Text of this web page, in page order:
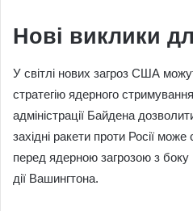
Нові виклики
У світлі нових загроз США
стратегію ядерного
адміністрації Байдена
західні ракети проти Росії
перед ядерною загрозою з
дії Вашингтона.